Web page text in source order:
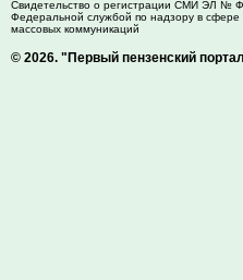
Свидетельство о регистрации СМИ ЭЛ №
Федеральной службой по надзору в
массовых коммуникаций
© 2026. "Первый пензенский